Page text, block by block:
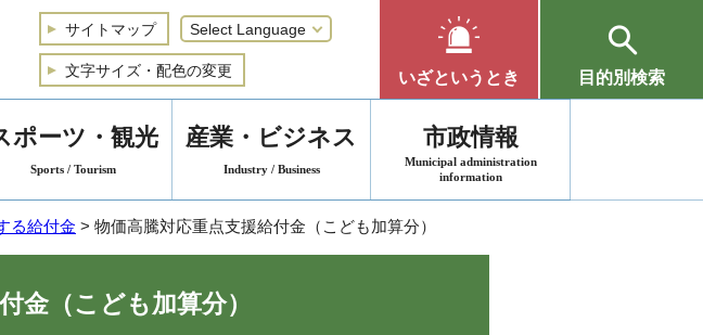
サイトマップ
文字サイズ・配色の変更 いざというとき 目的別検索
ポーツ・観光
Sports / Tourism
産業・ビジネス
Industry / Business
市政情報
Municipal administration
information
る給付金 > 物価高騰対応重点支援給付金（こども加算分）
金（こども加算分）